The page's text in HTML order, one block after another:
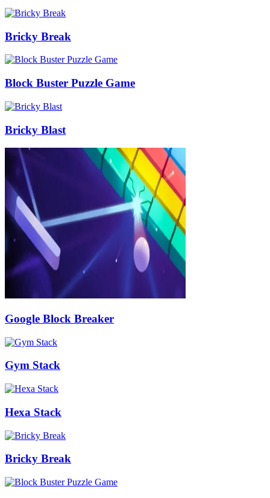
Bricky Break
Block Buster Puzzle Game
Bricky Blast
Google Block Breaker
Gym Stack
Hexa Stack
Bricky Break